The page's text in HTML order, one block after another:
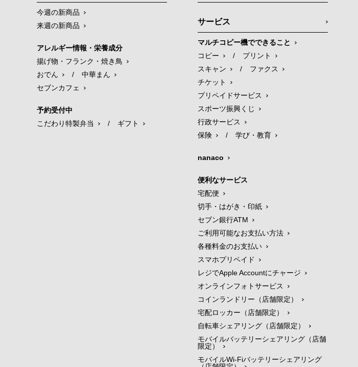
今週の新商品
来週の新商品
アレルギー情報・栄養成分
揚げ物・フランク・焼き鳥
おでん
/
中華まん
セブンカフェ
予約受付中
こだわり特製弁当
/ ギフト
サービス
マルチコピー機でできること
コピー
/
プリント
スキャン
/
ファクス
チケット
プリペイドサービス
スポーツ振興くじ
行政サービス
保険
/ 学び・教育
nanaco
便利なサービス
宅配便
切手・はがき・印紙
セブン銀行ATM
ご利用可能なお支払い方法
各種料金のお支払い
スマホプリペイド
レジでApple Accountにチャージ
オンラインフォトサービス
コインランドリー（店舗限定）
宅配ロッカー（店舗限定）
自転車シェアリング（店舗限定）
モバイルバッテリーシェアリング（店舗
限定）
モバイルWi-Fiバッテリーシェアリング